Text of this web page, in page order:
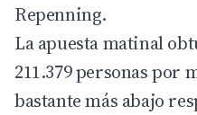
Repenning.
La apuesta matinal
211.379 personas por
bastante más abajo